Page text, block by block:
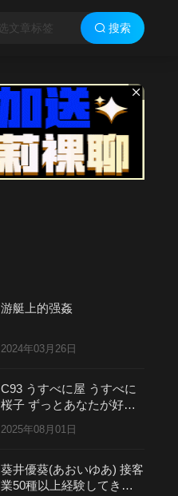
搜索
游艇上的强姦
2024年03月26日
C93 うすべに屋 うすべに
桜子 ずっとあなたが好き
舰これ 中国翻訳
2025年08月01日
葵井優葵(あおいゆあ) 接客
業50種以上経験してきた